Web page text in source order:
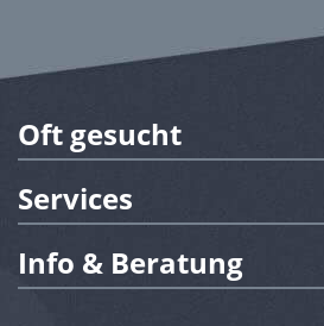
Oft gesucht
Services
Info & Beratung